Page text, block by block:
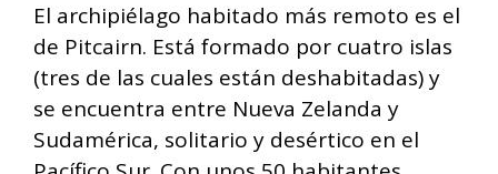
El archipiélago habitado más remoto es el
de Pitcairn. Está formado por cuatro islas
(tres de las cuales están deshabitadas) y
se encuentra entre Nueva Zelanda y
Sudamérica, solitario y desértico en el